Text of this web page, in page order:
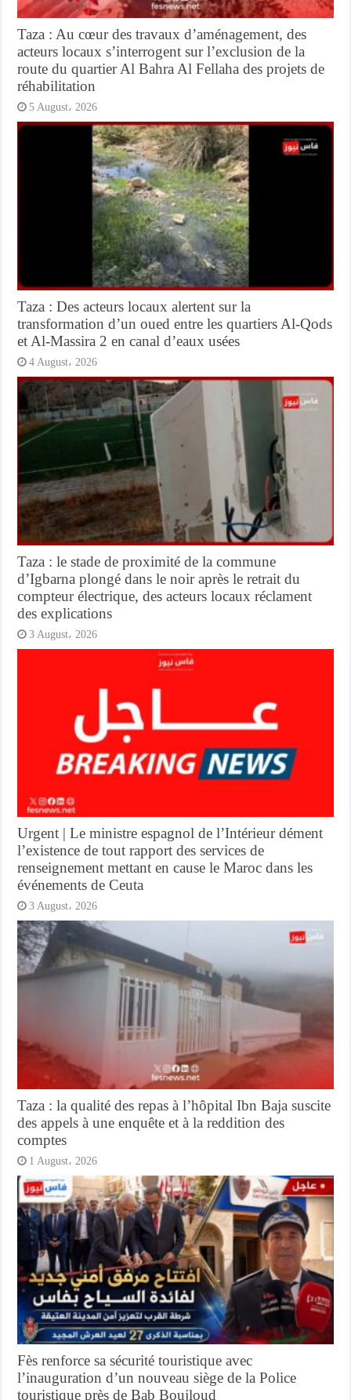
Taza : Au cœur des travaux d’aménagement, des
acteurs locaux s’interrogent sur l’exclusion de la
route du quartier Al Bahra Al Fellaha des projets de
réhabilitation
5 August، 2026
Taza : Des acteurs locaux alertent sur la
transformation d’un oued entre les quartiers Al-Qods
et Al-Massira 2 en canal d’eaux usées
4 August، 2026
Taza : le stade de proximité de la commune
d’Igbarna plongé dans le noir après le retrait du
compteur électrique, des acteurs locaux réclament
des explications
3 August، 2026
Urgent | Le ministre espagnol de l’Intérieur dément
l’existence de tout rapport des services de
renseignement mettant en cause le Maroc dans les
événements de Ceuta
3 August، 2026
Taza : la qualité des repas à l’hôpital Ibn Baja suscite
des appels à une enquête et à la reddition des
comptes
1 August، 2026
Fès renforce sa sécurité touristique avec
l’inauguration d’un nouveau siège de la Police
touristique près de Bab Boujloud